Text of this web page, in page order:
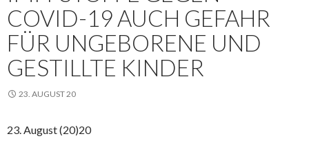
COVID-19 AUCH GEFAHR
FÜR UNGEBORENE UND
GESTILLTE KINDER
23. AUGUST 20
23. August (20)20